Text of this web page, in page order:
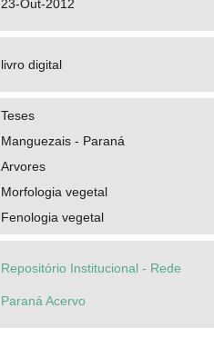
23-Out-2012
livro digital
Teses
Manguezais - Paraná
Arvores
Morfologia vegetal
Fenologia vegetal
Repositório Institucional - Rede
Paraná Acervo